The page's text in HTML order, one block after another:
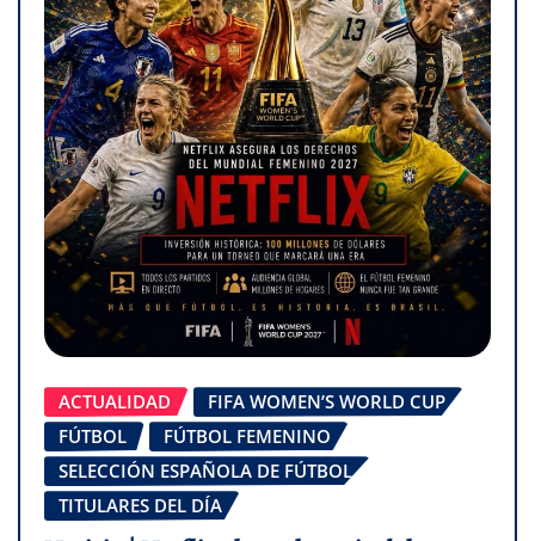
ACTUALIDAD
FIFA WOMEN’S WORLD CUP
FÚTBOL
FÚTBOL FEMENINO
SELECCIÓN ESPAÑOLA DE FÚTBOL
TITULARES DEL DÍA